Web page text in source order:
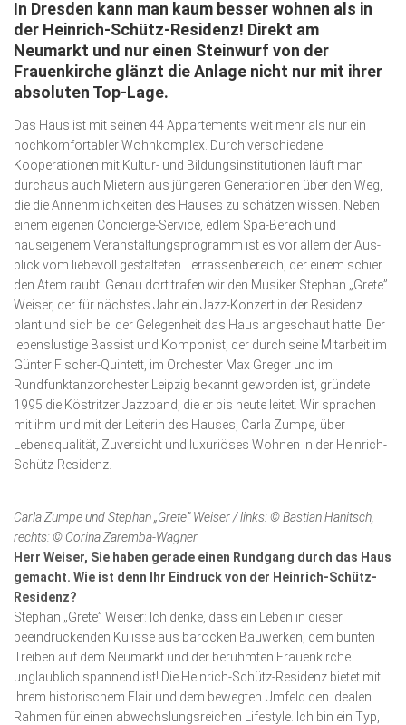
Wirtschaft, Recht, Finanzen
Zahn, Mund, Kiefer
Forum Gesundheit
Sehen
Innovationen
Kampf gegen Krebs
Hören
Lebensart
In Dresden kann man kaum besser wohnen als in
der Heinrich-Schütz-Residenz! Direkt am
Neumarkt und nur einen Stein­wurf von der
Frauenkirche glänzt die Anlage nicht nur mit ihrer
absoluten Top-Lage.
Das Haus ist mit seinen 44 Apparte­ments weit mehr als nur ein
hochkomfortabler Wohnkomplex. Durch verschiedene
Kooperationen mit Kultur- und Bildungs­insti­tutionen läuft man
durchaus auch Mietern aus jüngeren Genera­tionen über den Weg,
die die Annehmlichkeiten des Hauses zu schätzen wissen. Neben
einem eigenen Concierge-Service, edlem Spa-Bereich und
hauseigenem Veranstal­tungs­­programm ist es vor allem der Aus­
blick vom liebevoll ge­stalteten Terras­sen­bereich, der einem schier
den Atem raubt. Genau dort trafen wir den Musiker Stephan „Grete”
Weiser, der für nächs­tes Jahr ein Jazz-Konzert in der Resi­denz
plant und sich bei der Gelegenheit das Haus angeschaut hatte. Der
lebenslustige Bassist und Kompo­nist, der durch seine Mitarbeit im
Günter Fischer-Quintett, im Orchester Max Greger und im
Rundfunk­tanz­orches­ter Leipzig bekannt geworden ist, gründete
1995 die Köstritzer Jazzband, die er bis heute leitet. Wir sprachen
mit ihm und mit der Leiterin des Hauses, Carla Zumpe, über
Lebensqualität, Zuver­sicht und luxuriöses Wohnen in der Heinrich-
Schütz-Residenz.
Carla Zumpe und Stephan „Grete” Weiser / links: © Bastian Hanitsch,
rechts: © Corina Zaremba-Wagner
Herr Weiser, Sie haben gerade einen Rundgang durch das Haus
gemacht. Wie ist denn Ihr Eindruck von der Heinrich-Schütz-
Residenz?
Stephan „Grete” Weiser: Ich denke, dass ein Leben in dieser
beeindruckenden Kulisse aus barocken Bauwerken, dem bunten
Treiben auf dem Neumarkt und der berühmten Frauen­kirche
unglaublich spannend ist! Die Heinrich-Schütz-Residenz bietet mit
ihrem historischem Flair und dem bewegten Umfeld den idealen
Rah­men für einen ab­wechslungsreichen Life­style. Ich bin ein Typ,